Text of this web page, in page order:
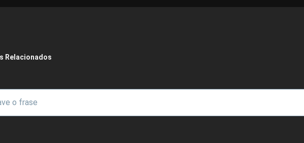
enlaces de ayuda a la navegación
Relacionados